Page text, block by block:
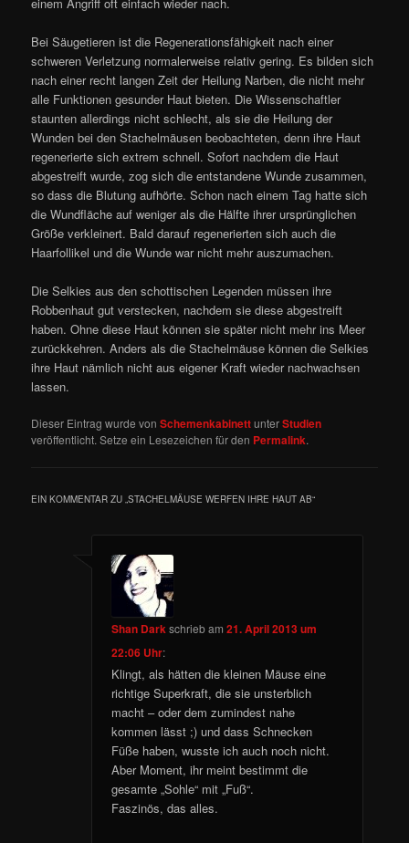
Bei Säugetieren ist die Regenerationsfähigkeit nach einer
schweren Verletzung normalerweise relativ gering. Es bilden sich
nach einer recht langen Zeit der Heilung Narben, die nicht mehr
alle Funktionen gesunder Haut bieten. Die Wissenschaftler
staunten allerdings nicht schlecht, als sie die Heilung der
Wunden bei den Stachelmäusen beobachteten, denn ihre Haut
regenerierte sich extrem schnell. Sofort nachdem die Haut
abgestreift wurde, zog sich die entstandene Wunde zusammen,
so dass die Blutung aufhörte. Schon nach einem Tag hatte sich
die Wundfläche auf weniger als die Hälfte ihrer ursprünglichen
Größe verkleinert. Bald darauf regenerierten sich auch die
Haarfollikel und die Wunde war nicht mehr auszumachen.
Die Selkies aus den schottischen Legenden müssen ihre
Robbenhaut gut verstecken, nachdem sie diese abgestreift
haben. Ohne diese Haut können sie später nicht mehr ins Meer
zurückkehren. Anders als die Stachelmäuse können die Selkies
ihre Haut nämlich nicht aus eigener Kraft wieder nachwachsen
lassen.
Dieser Eintrag wurde vonSchemenkabinettunterStudien
veröffentlicht. Setze ein Lesezeichen für den Permalink.
EIN KOMMENTAR ZU „STACHELMÄUSE WERFEN IHRE HAUT AB“
Shan Darkschriebam21. April 2013 um
22:06 Uhr:
Klingt, als hätten die kleinen Mäuse eine
richtige Superkraft, die sie unsterblich
macht – oder dem zumindest nahe
kommen lässt ;) und dass Schnecken
Füße haben, wusste ich auch noch nicht.
Aber Moment, ihr meint bestimmt die
gesamte „Sohle“ mit „Fuß“.
Faszinös, das alles.